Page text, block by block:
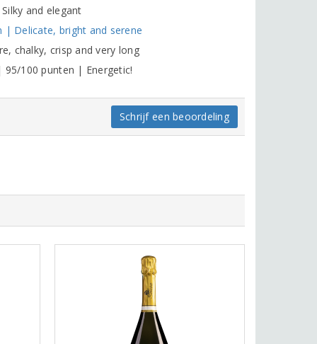
and elegant
Delicate, bright and serene
chalky, crisp and very long
95/100 punten | Energetic!
Schrijf een beoordeling